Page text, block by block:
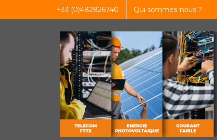
+33 (0)482826740 Qui sommes-nous ?